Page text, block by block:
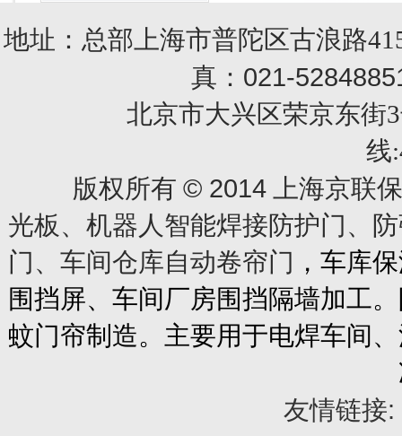
地址：总部上海市普陀区古浪路
真： 021-
北京市大兴区荣京东街3
线
版权所有 © 2014上海京联
光板、机器人智能焊接防护门、
门、车间仓库自动卷帘门 ，车库
围挡屏、车间厂房围挡隔墙加工
蚊门帘制造。主要用于电焊车间
友情链接: